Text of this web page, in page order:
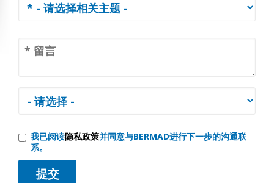
我已阅读隐私政策并同意与BERMAD进行下一步的沟通联
系。